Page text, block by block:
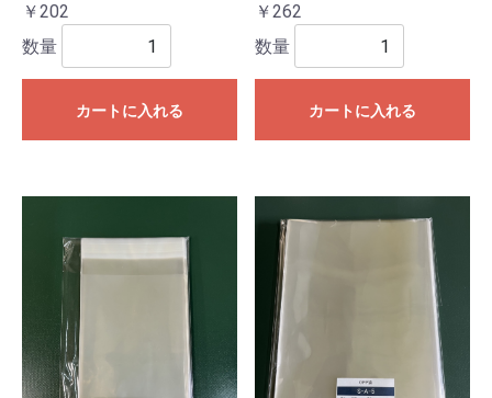
￥202
数量
カートに入れる
￥262
数量
カートに入れる